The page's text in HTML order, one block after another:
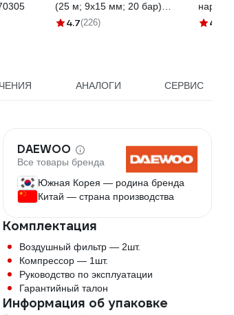
(25 м; 9x15 мм; 20 бар)
FOXWELD 6513
4.7(226) 4.5
АНАЛОГИ СЕРВИС
DAEWOO
Все товары бренда
Южная Корея — родина бренда
Китай — страна производства
Комплектация
Воздушный фильтр — 2шт.
Компрессор — 1шт.
Руководство по эксплуатации
Гарантийный талон
Информация об упаковке